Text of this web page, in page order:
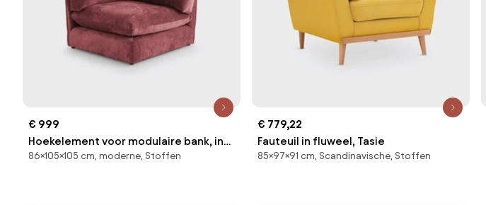
€ 999
Hoekelement voor modulaire bank, in
structuurfluweel, Malo
86×105×105 cm, moderne, Stoffen
€ 779,22
Fauteuil in fluweel, Tasie
85×97×91 cm, Scandinavische, Stoffen